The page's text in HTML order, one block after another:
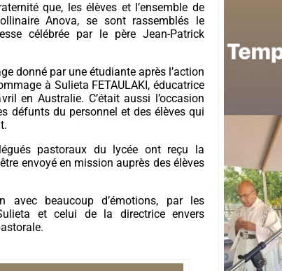
que, les élèves et l’ensemble de
Anova, se sont rassemblés le
célébrée par le père Jean-Patrick
donné par une étudiante après l’action
à Sulieta FETAULAKI, éducatrice
en Australie. C’était aussi l’occasion
défunts du personnel et des élèves qui
pastoraux du lycée ont reçu la
envoyé en mission auprès des élèves
beaucoup d’émotions, par les
et celui de la directrice envers